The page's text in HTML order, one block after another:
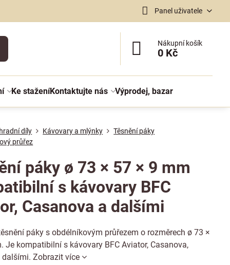
Panel uživatele
Nákupní košík
0 Kč
Ke staženíKontaktujte nás Výprodej, bazar
díly Kávovary a mlýnky
Těsnění páky
průřez
páky ø 73 × 57 × 9 mm
s kávovary BFC
Casanova a dalšími
páky s obdélníkovým průřezem o rozměrech ø 73 ×
Je kompatibilní s kávovary BFC Aviator, Casanova,
dalšími.Zobrazit více